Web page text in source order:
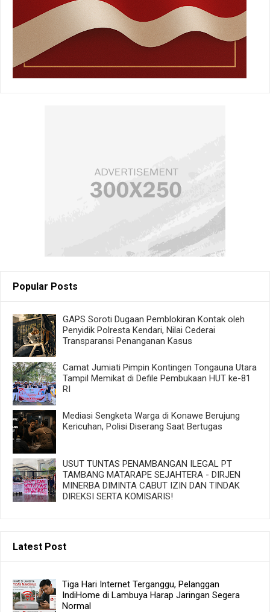
Popular Posts
GAPS Soroti Dugaan Pemblokiran Kontak oleh
Penyidik Polresta Kendari, Nilai Cederai
Transparansi Penanganan Kasus
Camat Jumiati Pimpin Kontingen Tongauna Utara
Tampil Memikat di Defile Pembukaan HUT ke-81
RI
Mediasi Sengketa Warga di Konawe Berujung
Kericuhan, Polisi Diserang Saat Bertugas
USUT TUNTAS PENAMBANGAN ILEGAL PT
TAMBANG MATARAPE SEJAHTERA - DIRJEN
MINERBA DIMINTA CABUT IZIN DAN TINDAK
DIREKSI SERTA KOMISARIS!
Latest Post
Tiga Hari Internet Terganggu, Pelanggan
IndiHome di Lambuya Harap Jaringan Segera
Normal